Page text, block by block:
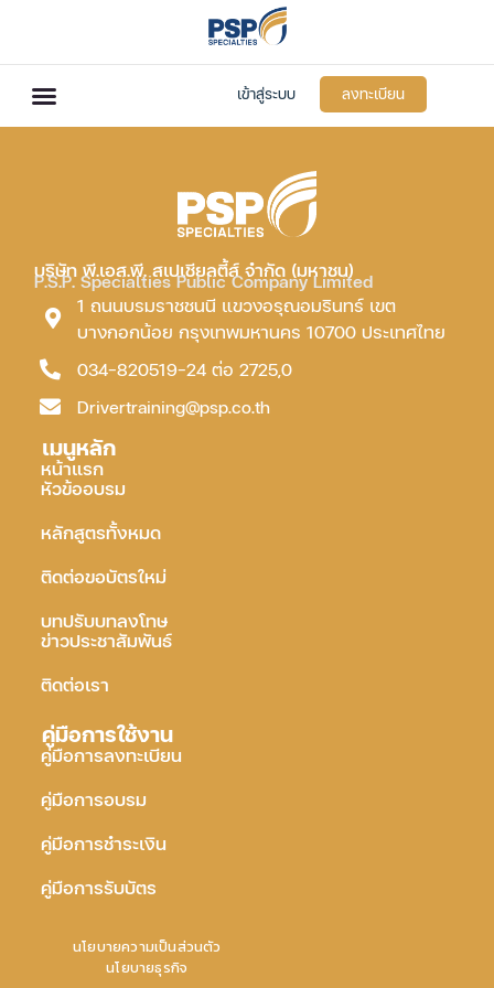
เข้าสู่ระบบ ลงทะเบียน
บริษัท พี.เอส.พี. สเปเชียลตี้ส์ จำกัด (มหาชน)
P.S.P. Specialties Public Company Limited
1 ถนนบรมราชชนนี แขวงอรุณอมรินทร์ เขต
บางกอกน้อย กรุงเทพมหานคร 10700 ประเทศไทย
034-820519-24 ต่อ 2725,0
Drivertraining@psp.co.th
เมนูหลัก
หน้าแรก
หัวข้ออบรม
หลักสูตรทั้งหมด
ติดต่อขอบัตรใหม่
บทปรับบทลงโทษ
ข่าวประชาสัมพันธ์
ติดต่อเรา
คู่มือการใช้งาน
คู่มือการลงทะเบียน
คู่มือการอบรม
คู่มือการชำระเงิน
คู่มือการรับบัตร
นโยบายความเป็นส่วนตัว
นโยบายธุรกิจ